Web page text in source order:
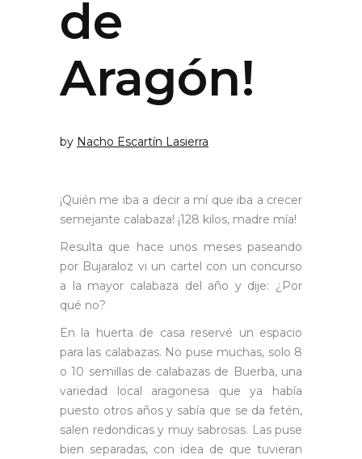
de
Aragón!
by Nacho Escartín Lasierra
¡Quién me iba a decir a mí que iba a crecer
semejante calabaza! ¡128 kilos, madre mía!
Resulta que hace unos meses paseando
por Bujaraloz vi un cartel con un concurso
a la mayor calabaza del año y dije: ¿Por
qué no?
En la huerta de casa reservé un espacio
para las calabazas. No puse muchas, solo 8
o 10 semillas de calabazas de Buerba, una
variedad local aragonesa que ya había
puesto otros años y sabía que se da fetén,
salen redondicas y muy sabrosas. Las puse
bien separadas, con idea de que tuvieran